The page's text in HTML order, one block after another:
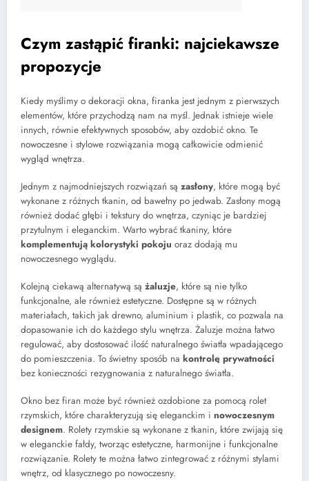
Czym zastąpić firanki: najciekawsze
propozycje
Kiedy myślimy o dekoracji okna, firanka jest jednym z pierwszych
elementów, które przychodzą nam na myśl. Jednak istnieje wiele
innych, równie efektywnych sposobów, aby ozdobić okno. Te
nowoczesne i stylowe rozwiązania mogą całkowicie odmienić
wygląd wnętrza.
Jednym z najmodniejszych rozwiązań są zasłony, które mogą być
wykonane z różnych tkanin, od bawełny po jedwab. Zasłony mogą
również dodać głębi i tekstury do wnętrza, czyniąc je bardziej
przytulnym i eleganckim. Warto wybrać tkaniny, które
komplementują kolorystyki pokoju oraz dodają mu
nowoczesnego wyglądu.
Kolejną ciekawą alternatywą są żaluzje, które są nie tylko
funkcjonalne, ale również estetyczne. Dostępne są w różnych
materiałach, takich jak drewno, aluminium i plastik, co pozwala na
dopasowanie ich do każdego stylu wnętrza. Żaluzje można łatwo
regulować, aby dostosować ilość naturalnego światła wpadającego
do pomieszczenia. To świetny sposób na kontrolę prywatności
bez konieczności rezygnowania z naturalnego światła.
Okno bez firan może być również ozdobione za pomocą rolet
rzymskich, które charakteryzują się eleganckim i nowoczesnym
designem. Rolety rzymskie są wykonane z tkanin, które zwijają się
w eleganckie fałdy, tworząc estetyczne, harmonijne i funkcjonalne
rozwiązanie. Rolety te można łatwo zintegrować z różnymi stylami
wnętrz, od klasycznego po nowoczesny.